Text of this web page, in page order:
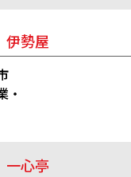
勢屋
心亭